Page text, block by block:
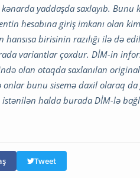
yaddaşda saxlayıb.
hesabına giriş imkanı olan
hansısa birisinin razılığı ilə də
variantlar çoxdur. DİM-in
olan otaqda saxlanılan
onlar bunu sisemə daxil olaraq
istənilən halda burada DİM-lə
Tweet